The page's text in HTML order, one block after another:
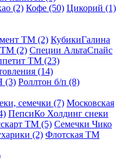
(2) Кофе (50) Цикорий (1)
ТМ (2) КубикиГалина
(2) Специи АльтаСпайс
ТМ (23)
(14)
(3) Роллтон б/п (8)
семечки (7) Московская
ПепсиКо Холдинг снеки
ТМ (5) Семечки Чико
(2) Флотская ТМ